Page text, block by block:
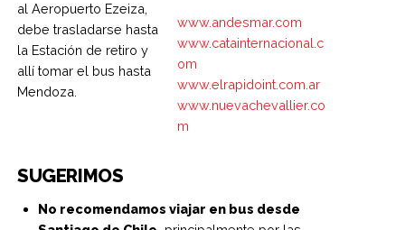
al Aeropuerto Ezeiza,
debe trasladarse hasta
la Estación de retiro y
allí tomar el bus hasta
Mendoza.
www.andesmar.com
www.catainternacional.c
om
www.elrapidoint.com.ar
www.nuevachevallier.co
m
SUGERIMOS
No recomendamos viajar en bus desde